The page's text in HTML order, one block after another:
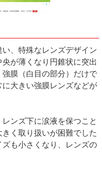
、特殊なレンズデザイン
が薄くなり円錐状に突出
膜（白目の部分）だけで
大きい強膜レンズなどが
ンズ下に涙液を保つこと
く取り扱いが困難でした
も小さくなり、レンズの